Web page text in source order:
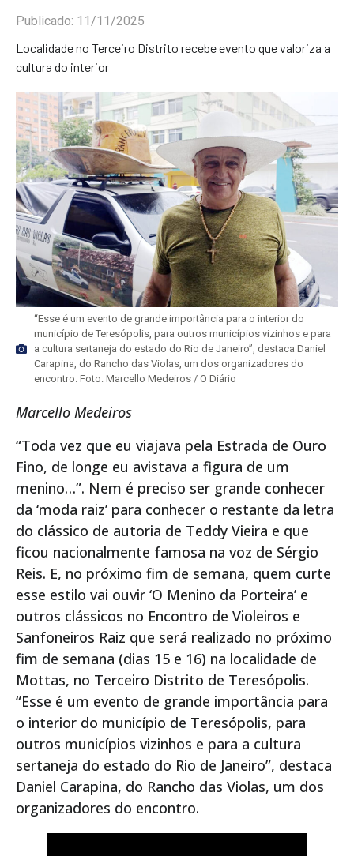
Publicado: 11/11/2025
Localidade no Terceiro Distrito recebe evento que valoriza a
cultura do interior
“Esse é um evento de grande importância para o interior do
município de Teresópolis, para outros municípios vizinhos e para
a cultura sertaneja do estado do Rio de Janeiro”, destaca Daniel
Carapina, do Rancho das Violas, um dos organizadores do
encontro. Foto: Marcello Medeiros / O Diário
Marcello Medeiros
“Toda vez que eu viajava pela Estrada de Ouro
Fino, de longe eu avistava a figura de um
menino…”. Nem é preciso ser grande conhecer
da ‘moda raiz’ para conhecer o restante da letra
do clássico de autoria de Teddy Vieira e que
ficou nacionalmente famosa na voz de Sérgio
Reis. E, no próximo fim de semana, quem curte
esse estilo vai ouvir ‘O Menino da Porteira’ e
outros clássicos no Encontro de Violeiros e
Sanfoneiros Raiz que será realizado no próximo
fim de semana (dias 15 e 16) na localidade de
Mottas, no Terceiro Distrito de Teresópolis.
“Esse é um evento de grande importância para
o interior do município de Teresópolis, para
outros municípios vizinhos e para a cultura
sertaneja do estado do Rio de Janeiro”, destaca
Daniel Carapina, do Rancho das Violas, um dos
organizadores do encontro.